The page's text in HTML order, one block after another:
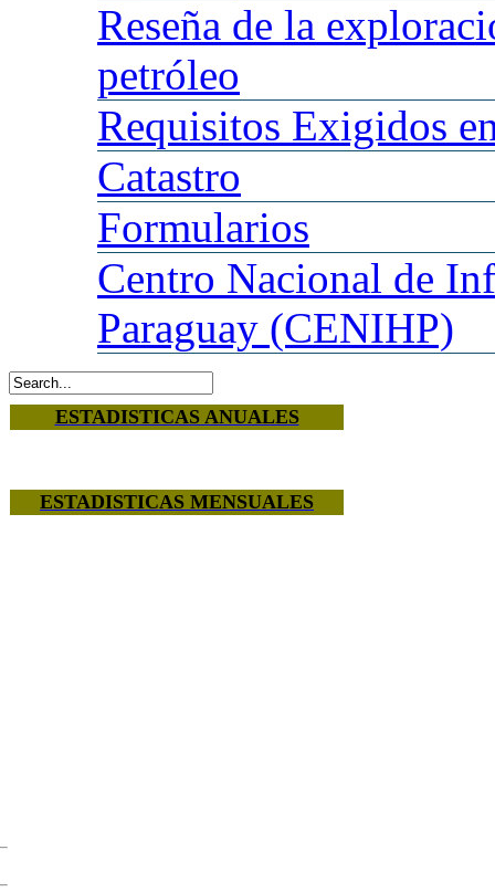
Reseña de la
petróleo
Requisitos Exigidos
Catastro
Formularios
Centro Nacional de
Paraguay (CENIHP)
ESTADISTICAS ANUALES
ESTADISTICAS MENSUALES